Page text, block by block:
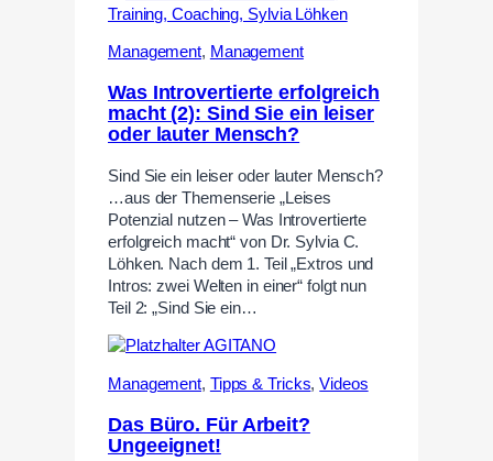
Management, Management
Was Introvertierte erfolgreich
macht (2): Sind Sie ein leiser
oder lauter Mensch?
Sind Sie ein leiser oder lauter Mensch?
…aus der Themenserie „Leises
Potenzial nutzen – Was Introvertierte
erfolgreich macht“ von Dr. Sylvia C.
Löhken. Nach dem 1. Teil „Extros und
Intros: zwei Welten in einer“ folgt nun
Teil 2: „Sind Sie ein…
Management, Tipps & Tricks,Videos
Das Büro. Für Arbeit?
Ungeeignet!